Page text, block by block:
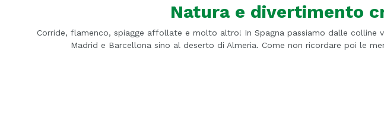
Natura e divertimento
Corride, flamenco, spiagge affollate e molto altro! In Spagna passiamo dalle
Madrid e Barcellona sino al deserto di Almeria. Come non ricordare poi le